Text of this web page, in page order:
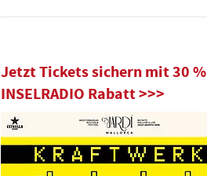
Jetzt Tickets sichern mit 30 %
INSELRADIO Rabatt >>>